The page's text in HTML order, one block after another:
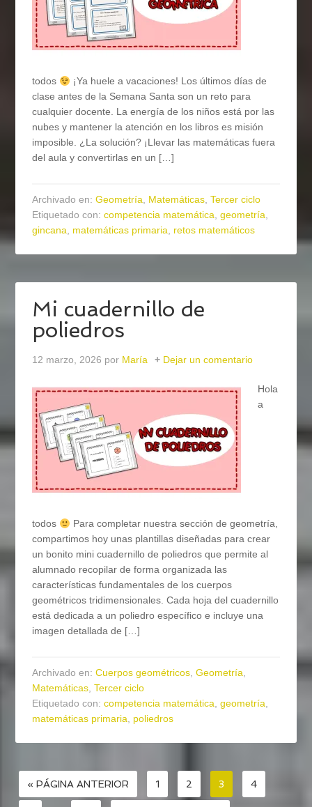
todos
¡Ya huele a vacaciones! Los últimos días de
clase antes de la Semana Santa son un reto para
cualquier docente. La energía de los niños está por las
nubes y mantener la atención en los libros es misión
imposible. ¿La solución? ¡Llevar las matemáticas fuera
del aula y convertirlas en un […]
Archivado en:Geometría, Matemáticas,Tercer ciclo
Etiquetado con:competencia matemática,geometría,
gincana, matemáticas primaria, retos matemáticos
Mi cuadernillo de
poliedros
12 marzo, 2026 por María Dejar un comentario
Hola
a
todos
Para completar nuestra sección de geometría,
compartimos hoy unas plantillas diseñadas para crear
un bonito mini cuadernillo de poliedros que permite al
alumnado recopilar de forma organizada las
características fundamentales de los cuerpos
geométricos tridimensionales. Cada hoja del cuadernillo
está dedicada a un poliedro específico e incluye una
imagen detallada de […]
Archivado en:Cuerpos geométricos,Geometría,
Matemáticas,Tercer ciclo
Etiquetado con:competencia matemática,geometría,
matemáticas primaria, poliedros
« PÁGINA ANTERIOR 1 2 3 4